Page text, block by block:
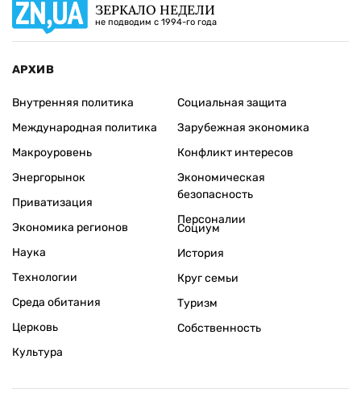
ЗЕРКАЛО НЕДЕЛИ
не подводим с 1994-го года
АРХИВ
Внутренняя политика
Международная политика
Макроуровень
Энергорынок
Приватизация
Экономика регионов
Социальная защита
Зарубежная экономика
Конфликт интересов
Экономическая
безопасность
Персоналии
Наука
Технологии
Среда обитания
Церковь
Культура
Социум
История
Круг семьи
Туризм
Собственность